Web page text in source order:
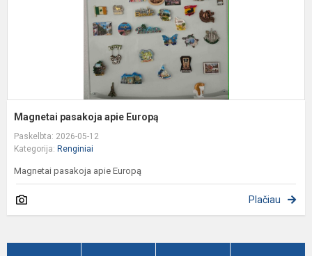
Magnetai pasakoja apie Europą
Paskelbta: 2026-05-12
Kategorija: Renginiai
Magnetai pasakoja apie Europą
Plačiau